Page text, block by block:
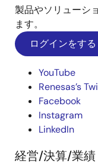
製品やソリューシ
ます。
ログインをする
YouTube
Renesas’s
Facebook
Instagram
LinkedIn
経営/決算/業績